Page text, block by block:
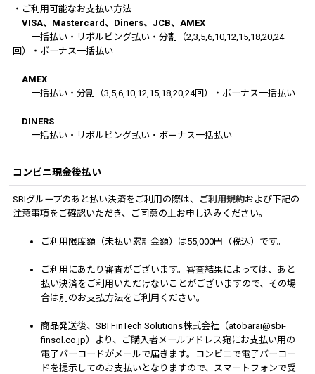
・ご利用可能なお支払い方法
VISA、Mastercard、Diners、JCB、AMEX
一括払い・リボルビング払い・分割（2,3,5,6,10,12,15,18,20,24
回）・ボーナス一括払い
AMEX
一括払い・分割（3,5,6,10,12,15,18,20,24回）・ボーナス一括払い
DINERS
一括払い・リボルビング払い・ボーナス一括払い
コンビニ現金後払い
SBIグループのあと払い決済をご利用の際は、 ご利用規約および下記の
注意事項をご確認いただき、ご同意の上お申し込みください。
ご利用限度額（未払い累計金額）は55,000円（税込）です。
ご利用にあたり審査がございます。審査結果によっては、あと
払い決済をご利用いただけないことがございますので、その場
合は別のお支払方法をご利用ください。
商品発送後、SBI FinTech Solutions株式会社（atobarai@sbi-
finsol.co.jp）より、ご購入者メールアドレス宛にお支払い用の
電子バーコードがメールで届きます。コンビニで電子バーコー
ドを提示してのお支払いとなりますので、スマートフォンで受